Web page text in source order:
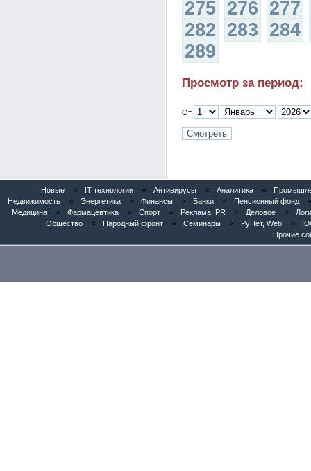
275 276 277
282 283 284
289
Просмотр за период:
От
Новые « IT технологии « Антивирусы « Аналитика «
Недвижимость
« Энергетика « Финансы « Банки « Пенсионный фонд
Медицина
« Фармацевтика « Спорт « Реклама, PR « Деловое «
Общество
« Народный фронт « Семинары « РуНет, Web «
Прочие